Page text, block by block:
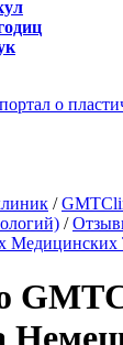
о
/
/
Медицинских